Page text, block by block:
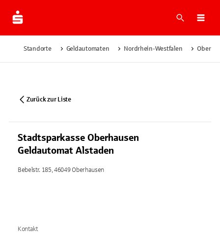
Suche
Standorte Geldautomaten Nordrhein-Westfalen
Zurück zur Liste
Stadtsparkasse Oberhausen
Geldautomat Alstaden
Bebelstr. 185, 46049 Oberhausen
Kontakt